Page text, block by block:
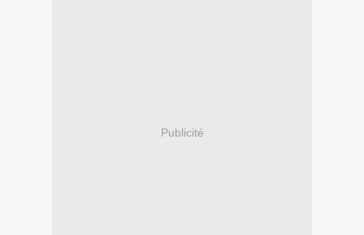
Publicité